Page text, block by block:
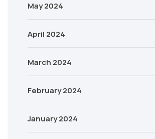
May 2024
April 2024
March 2024
February 2024
January 2024